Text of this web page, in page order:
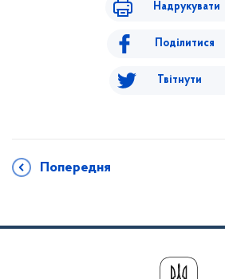
Надрукувати
Поділитися
Твітнути
Попередня